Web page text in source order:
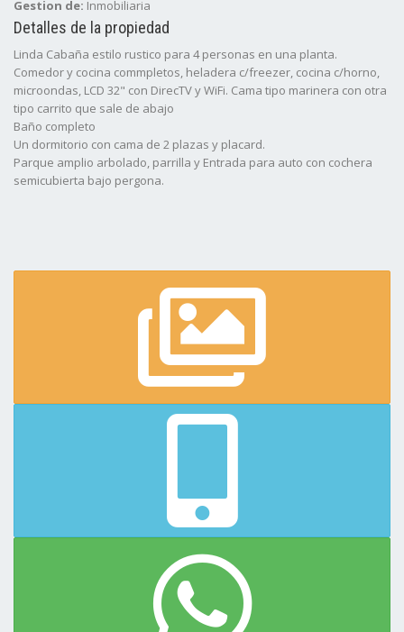
Gestion de: Inmobiliaria
Detalles de la propiedad
Linda Cabaña estilo rustico para 4 personas en una planta.
Comedor y cocina commpletos, heladera c/freezer, cocina c/horno,
microondas, LCD 32" con DirecTV y WiFi. Cama tipo marinera con otra
tipo carrito que sale de abajo
Baño completo
Un dormitorio con cama de 2 plazas y placard.
Parque amplio arbolado, parrilla y Entrada para auto con cochera
semicubierta bajo pergona.